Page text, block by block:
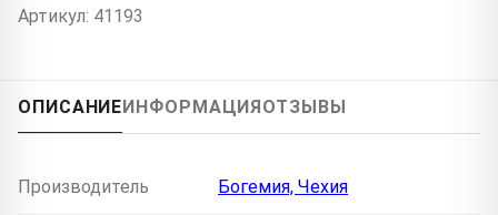
Артикул: 41193
ОПИСАНИЕИНФОРМАЦИЯОТЗЫВЫ
Производитель Богемия, Чехия